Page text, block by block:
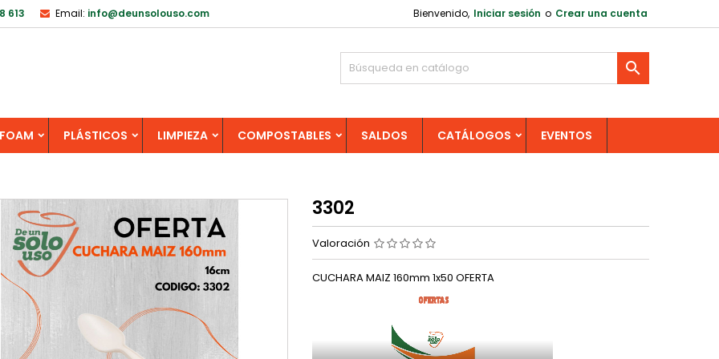
613 Email: info@deunsolouso.com Bienvenido, Iniciar sesión o Crear una cuenta

FOAM PLÁSTICOS LIMPIEZA COMPOSTABLES SALDOS CATÁLOGOS EVENTOS
3302
Valoración
CUCHARA MAIZ 160mm 1x50 OFERTA